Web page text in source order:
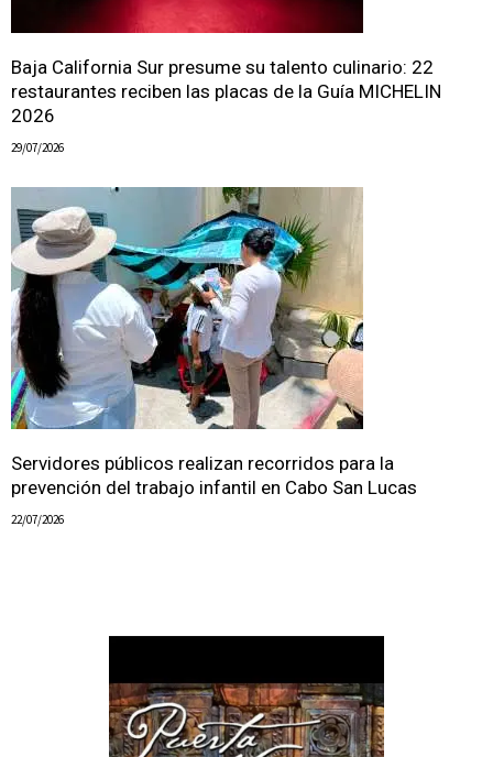
Baja California Sur presume su talento culinario: 22
restaurantes reciben las placas de la Guía MICHELIN
2026
29/07/2026
Servidores públicos realizan recorridos para la
prevención del trabajo infantil en Cabo San Lucas
22/07/2026